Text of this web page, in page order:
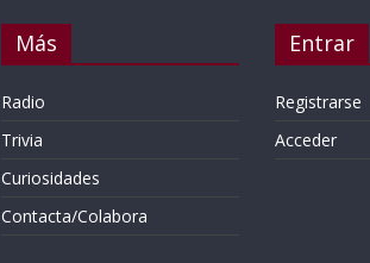
Más
Radio
Trivia
Curiosidades
Contacta/Colabora
Entrar
Registrarse
Acceder